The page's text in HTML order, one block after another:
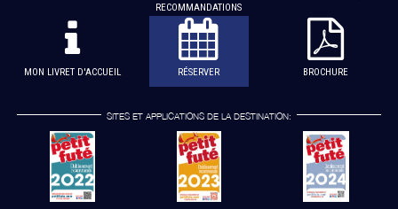
RECOMMANDATIONS
MON LIVRET D'ACCUEIL RÉSERVER BROCHURE
SITES ET APPLICATIONS DE LA DESTINATION: